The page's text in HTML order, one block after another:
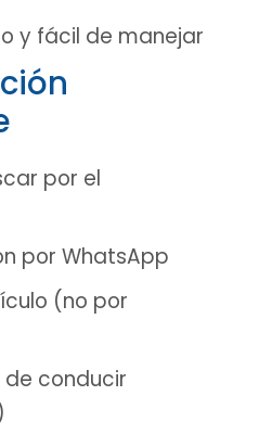
y fácil de manejar
por el
por WhatsApp
(no por
de conducir